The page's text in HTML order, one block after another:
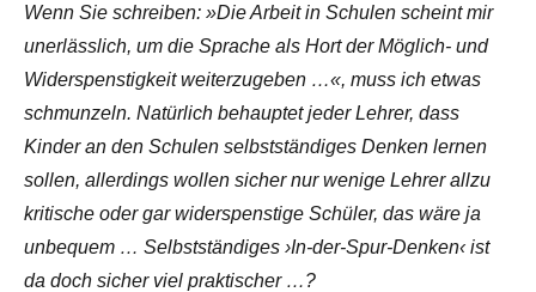
Wenn Sie schreiben: »Die Arbeit in Schulen scheint mir
unerlässlich, um die Sprache als Hort der Möglich- und
Widerspenstigkeit weiterzugeben …«, muss ich etwas
schmunzeln. Natürlich behauptet jeder Lehrer, dass
Kinder an den Schulen selbstständiges Denken lernen
sollen, allerdings wollen sicher nur wenige Lehrer allzu
kritische oder gar widerspenstige Schüler, das wäre ja
unbequem … Selbstständiges ›In-der-Spur-Denken‹ ist
da doch sicher viel praktischer …?